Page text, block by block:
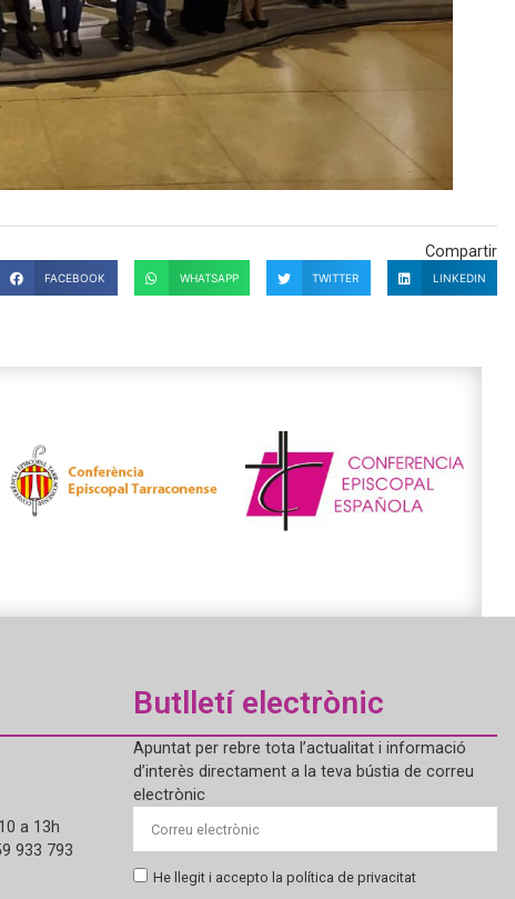
Compartir
FACEBOOK WHATSAPP TWITTER LINKEDIN
a 13h
933 793
Butlletí electrònic
Apuntat per rebre tota l’actualitat i informació
d’interès directament a la teva bústia de correu
electrònic
He llegit i accepto la política de privacitat